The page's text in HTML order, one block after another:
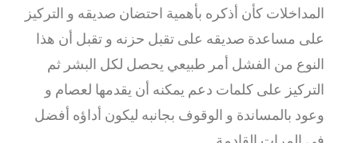
المداخلات كأن أذكره بأهمية احتضان صديقه و التركيز
على مساعدة صديقه على تقبل حزنه و تقبل أن هذا
النوع من الفشل أمر طبيعي يحصل لكل البشر ثم
التركيز على كلمات دعم يمكنه أن يقدمها لعصام و
وعود بالمساندة و الوقوف بجانبه ليكون أداؤه أفضل